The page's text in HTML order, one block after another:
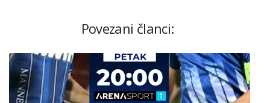
Povezani članci: